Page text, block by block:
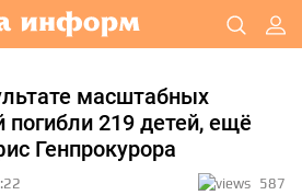
масштабных
погибли 219 детей, ещё
Генпрокурора
587